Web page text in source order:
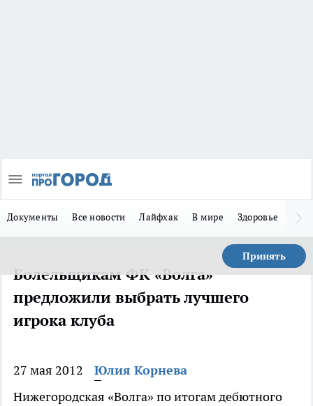
Документы Все новости Лайфхак В мире Здоровье
Принять
Болельщикам ФК «Волга»
предложили выбрать лучшего
игрока клуба
27 мая 2012
Юлия Корнева
Нижегородская «Волга» по итогам дебютного